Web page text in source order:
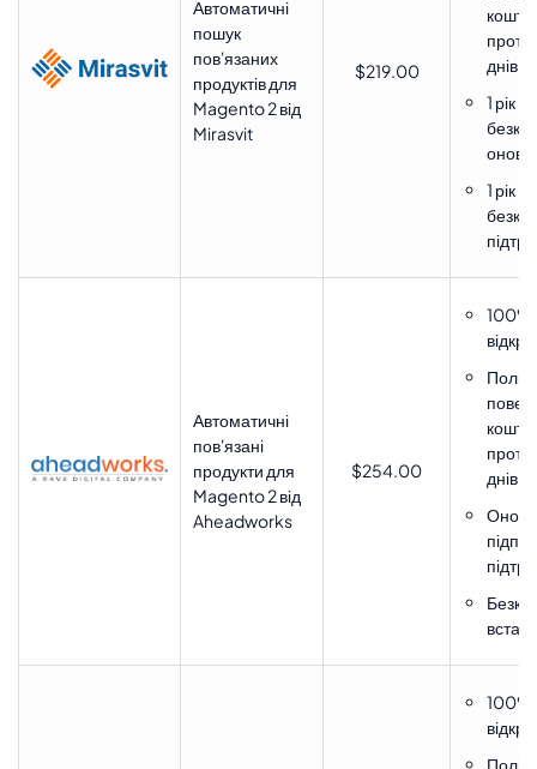
Автоматичні
пошук
пов'язаних
продуктів для
Magento 2 від
Mirasvit
$219.00
коштів
днів
1 рік
1 рік
Автоматичні
пов'язані
продукти для
Magento 2 від
Aheadworks
$254.00
100%
коштів
днів
100%